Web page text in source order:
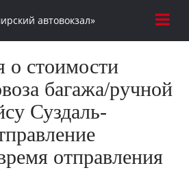
автовокзал»
стоимости
багажа/ручной
Суздаль-
отправления